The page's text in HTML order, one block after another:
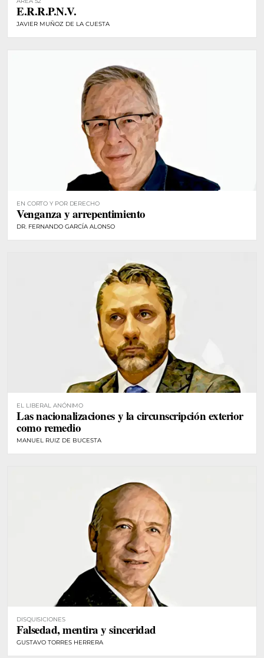
E.R.R.P.N.V.
JAVIER MUÑOZ DE LA CUESTA
EN CORTO Y POR DERECHO
Venganza y arrepentimiento
DR. FERNANDO GARCÍA ALONSO
EL LIBERAL ANÓNIMO
Las nacionalizaciones y la circunscripción exterior
como remedio
MANUEL RUIZ DE BUCESTA
DISQUISICIONES
Falsedad, mentira y sinceridad
GUSTAVO TORRES HERRERA